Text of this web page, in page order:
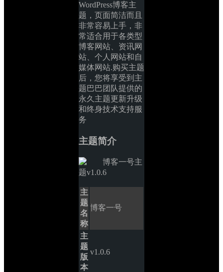
WordPress博客主
题，页面简洁而且
非常容易上手，非
常适合用于各类型
博客网站、资讯网
站、个人网站和自
媒体网站.购买主题
后，您将享受到主
题巴巴团队提供的
永久主题更新升级
和终身技术支持服
务
主题简介
主
题
名
称
博客一号
主
题
版
本
v1.0.6